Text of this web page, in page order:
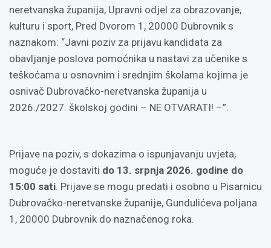
neretvanska županija, Upravni odjel za obrazovanje,
kulturu i sport, Pred Dvorom 1, 20000 Dubrovnik s
naznakom: “Javni poziv za prijavu kandidata za
obavljanje poslova pomoćnika u nastavi za učenike s
teškoćama u osnovnim i srednjim školama kojima je
osnivač Dubrovačko-neretvanska županija u
2026./2027. školskoj godini – NE OTVARATI! –”.
Prijave na poziv, s dokazima o ispunjavanju uvjeta,
moguće je dostaviti do 13. srpnja 2026. godine do
15:00 sati. Prijave se mogu predati i osobno u Pisarnicu
Dubrovačko-neretvanske županije, Gundulićeva poljana
1, 20000 Dubrovnik do naznačenog roka.